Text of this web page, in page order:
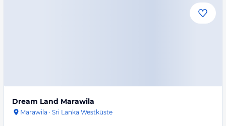
Dream Land Marawila
Marawila · Sri Lanka Westküste